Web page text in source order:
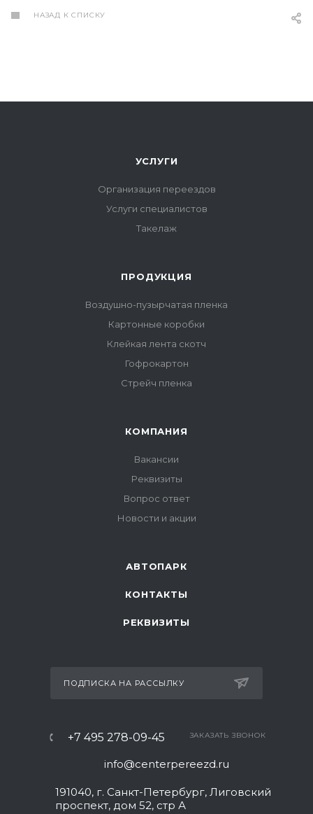
НАЗАД К СПИСКУ
УСЛУГИ
Организация переездов
Услуги специалистов
Такелаж
ПРОДУКЦИЯ
Воздушно-пузырчатая пленка
Картонные коробки
Клейкая лента скотч
Гофрокартон
Стрейч пленка
КОМПАНИЯ
Вакансии
Реквизиты
Вопрос ответ
Новости и акции
АВТОПАРК
КОНТАКТЫ
РЕКВИЗИТЫ
ПОДПИСКА НА РАССЫЛКУ
+7 495 278-09-45 ЗАКАЗАТЬ ЗВОНОК
info@centerpereezd.ru
191040, г. Санкт-Петербург, Лиговский
проспект, дом 52, стр А